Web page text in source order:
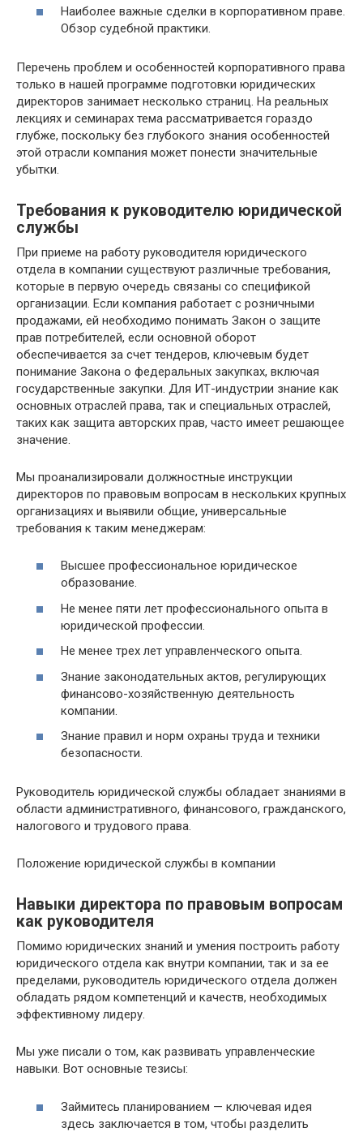
Наиболее важные сделки в корпоративном праве.
Обзор судебной практики.
Перечень проблем и особенностей корпоративного права
только в нашей программе подготовки юридических
директоров занимает несколько страниц. На реальных
лекциях и семинарах тема рассматривается гораздо
глубже, поскольку без глубокого знания особенностей
этой отрасли компания может понести значительные
убытки.
Требования к руководителю юридической
службы
При приеме на работу руководителя юридического
отдела в компании существуют различные требования,
которые в первую очередь связаны со спецификой
организации. Если компания работает с розничными
продажами, ей необходимо понимать Закон о защите
прав потребителей, если основной оборот
обеспечивается за счет тендеров, ключевым будет
понимание Закона о федеральных закупках, включая
государственные закупки. Для ИТ-индустрии знание как
основных отраслей права, так и специальных отраслей,
таких как защита авторских прав, часто имеет решающее
значение.
Мы проанализировали должностные инструкции
директоров по правовым вопросам в нескольких крупных
организациях и выявили общие, универсальные
требования к таким менеджерам:
Высшее профессиональное юридическое
образование.
Не менее пяти лет профессионального опыта в
юридической профессии.
Не менее трех лет управленческого опыта.
Знание законодательных актов, регулирующих
финансово-хозяйственную деятельность
компании.
Знание правил и норм охраны труда и техники
безопасности.
Руководитель юридической службы обладает знаниями в
области административного, финансового, гражданского,
налогового и трудового права.
Положение юридической службы в компании
Навыки директора по правовым вопросам
как руководителя
Помимо юридических знаний и умения построить работу
юридического отдела как внутри компании, так и за ее
пределами, руководитель юридического отдела должен
обладать рядом компетенций и качеств, необходимых
эффективному лидеру.
Мы уже писали о том, как развивать управленческие
навыки. Вот основные тезисы:
Займитесь планированием — ключевая идея
здесь заключается в том, чтобы разделить